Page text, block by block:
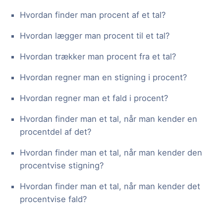
Hvordan finder man procent af et tal?
Hvordan lægger man procent til et tal?
Hvordan trækker man procent fra et tal?
Hvordan regner man en stigning i procent?
Hvordan regner man et fald i procent?
Hvordan finder man et tal, når man kender en
procentdel af det?
Hvordan finder man et tal, når man kender den
procentvise stigning?
Hvordan finder man et tal, når man kender det
procentvise fald?